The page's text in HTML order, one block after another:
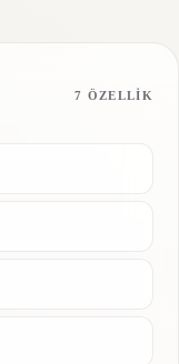
7 ÖZELLIK